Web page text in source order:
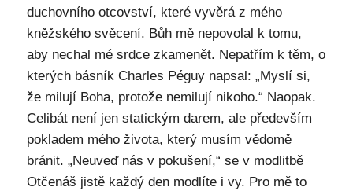
duchovního otcovství, které vyvěrá z mého
kněžského svěcení. Bůh mě nepovolal k tomu,
aby nechal mé srdce zkamenět. Nepatřím k těm, o
kterých básník Charles Péguy napsal: „Myslí si,
že milují Boha, protože nemilují nikoho.“ Naopak.
Celibát není jen statickým darem, ale především
pokladem mého života, který musím vědomě
bránit. „Neuveď nás v pokušení,“ se v modlitbě
Otčenáš jistě každý den modlíte i vy. Pro mě to